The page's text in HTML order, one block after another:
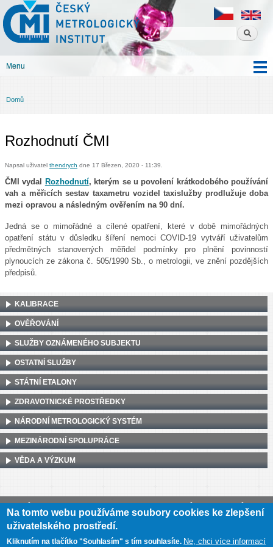
obsahu
Český
metrologický
institut
Menu
Jste zde
Domů
Rozhodnutí ČMI
Napsal uživatel thendrych dne 17 Březen, 2020 - 11:39.
ČMI vydal Rozhodnutí, kterým se u povolení krátkodobého používání
vah a měřicích sestav taxametru vozidel taxislužby prodlužuje doba
mezi opravou a následným ověřením na 90 dní.
Jedná se o mimořádné a cílené opatření, které v době mimořádných
opatření státu v důsledku šíření nemoci COVID-19 vytváří uživatelům
předmětných stanovených měřidel podmínky pro plnění povinností
plynoucích ze zákona č. 505/1990 Sb., o metrologii, ve znění pozdějších
předpisů.
KALIBRACE
OVĚŘOVÁNÍ
SLUŽBY OZNÁMENÉHO SUBJEKTU
OSTATNÍ SLUŽBY
STÁTNÍ ETALONY
ZDRAVOTNICKÉ PROSTŘEDKY
NÁRODNÍ METROLOGICKÝ SYSTÉM
MEZINÁRODNÍ SPOLUPRÁCE
VĚDA A VÝZKUM
CZ00177016
Mapa webu Prohlášení o přístupnosti
Na tomto webu používáme soubory cookies ke zlepšení
uživatelského prostředí.
Kliknutím na tlačítko "Souhlasím" s tím souhlasíte. Ne, chci více informací